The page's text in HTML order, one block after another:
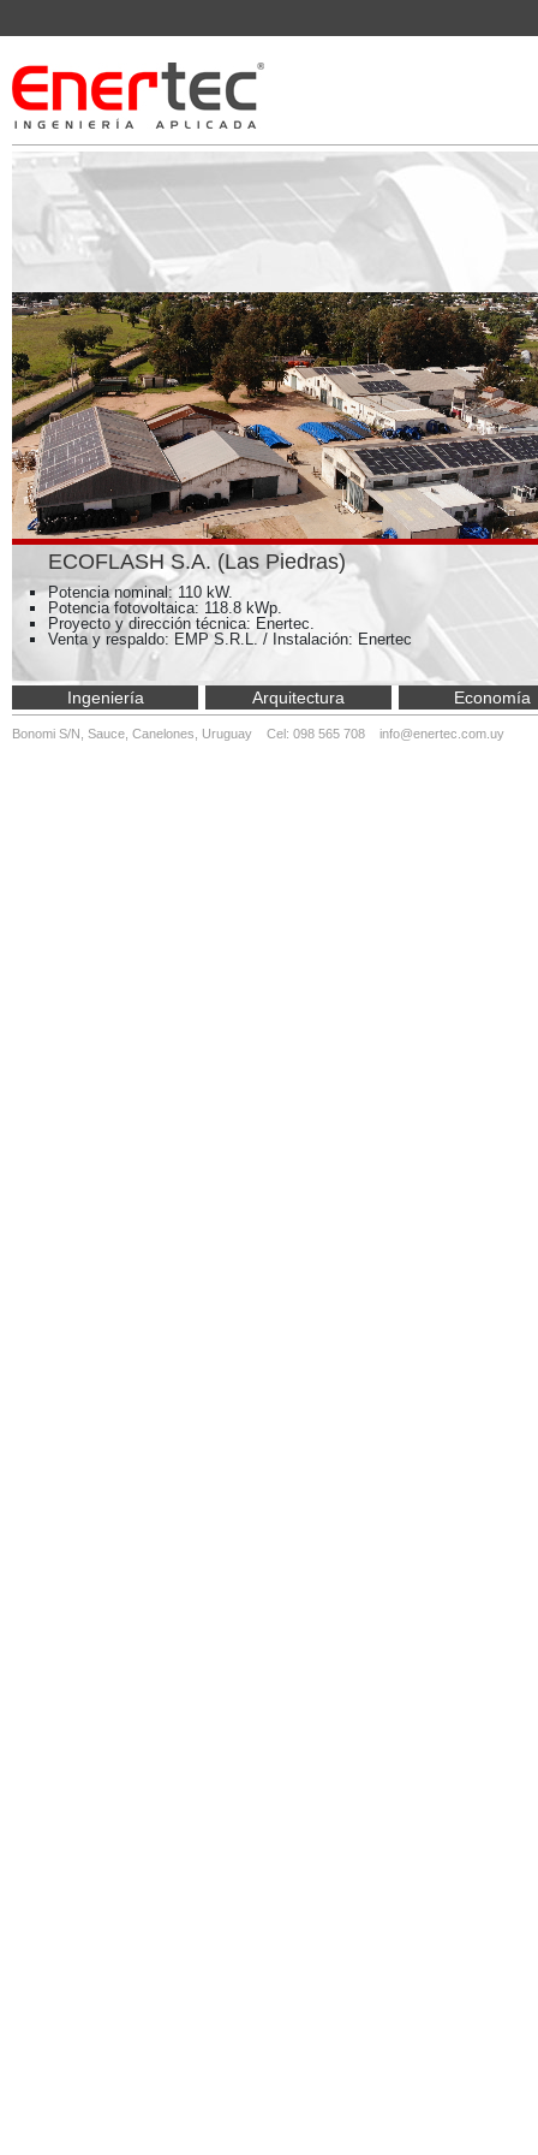
ECOFLASH S.A. (Las Piedras)
Potencia nominal: 110 kW.
Potencia fotovoltaica: 118.8 kWp.
Proyecto y dirección técnica: Enertec.
Venta y respaldo: EMP S.R.L. / Instalación: Enertec
Ingeniería Arquitectura Economía
Bonomi S/N, Sauce, Canelones, Uruguay Cel: 098 565 708 info@enertec.com.uy